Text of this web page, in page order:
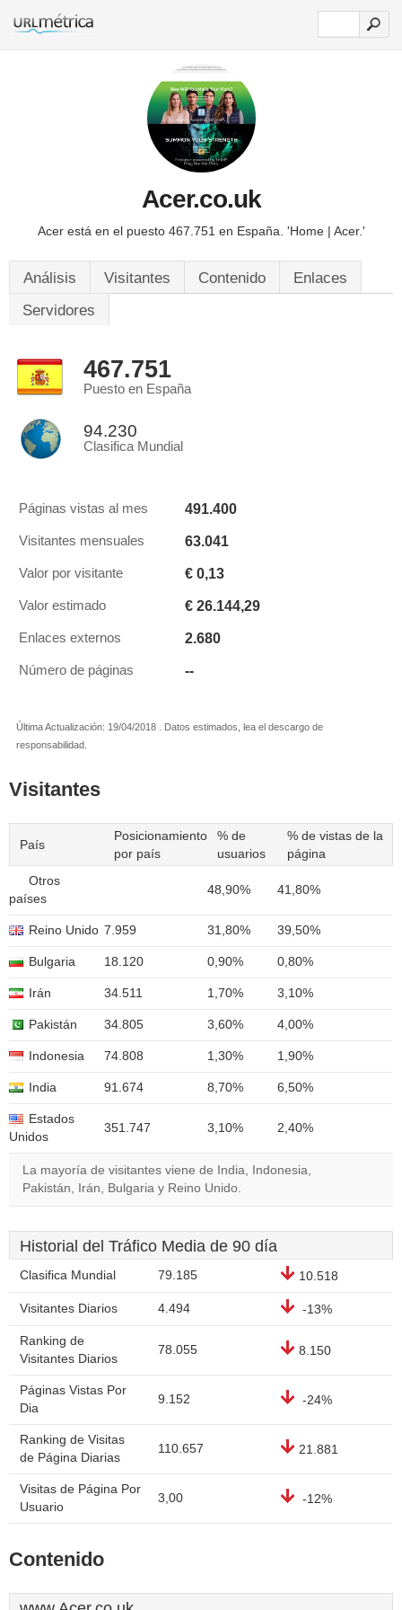
Acer.co.uk
Acer está en el puesto 467.751 en España. 'Home | Acer.'
Análisis Visitantes Contenido
Enlaces
Servidores
467.751
Puesto en España
94.230
Clasifica Mundial
Páginas vistas al mes 491.400
Visitantes mensuales 63.041
Valor por visitante € 0,13
Valor estimado € 26.144,29
Enlaces externos 2.680
Número de páginas --
Última Actualización: 19/04/2018 . Datos estimados, lea el descargo de
responsabilidad.
Visitantes
País
Posicionamiento
por país
% de
usuarios
% de vistas de la
página
Otros
países
48,90% 41,80%
Reino Unido 7.959 31,80% 39,50%
Bulgaria 18.120 0,90% 0,80%
Irán 34.511 1,70% 3,10%
Pakistán 34.805 3,60% 4,00%
Indonesia 74.808 1,30% 1,90%
India 91.674 8,70% 6,50%
Estados
Unidos
351.747 3,10% 2,40%
La mayoría de visitantes viene de India, Indonesia,
Pakistán, Irán, Bulgaria y Reino Unido.
Historial del Tráfico Media de 90 día
Clasifica Mundial 79.185 10.518
Visitantes Diarios 4.494 -13%
Ranking de
Visitantes Diarios
78.055 8.150
Páginas Vistas Por
Dia
9.152 -24%
Ranking de Visitas
de Página Diarias
110.657 21.881
Visitas de Página Por
Usuario
3,00 -12%
Contenido